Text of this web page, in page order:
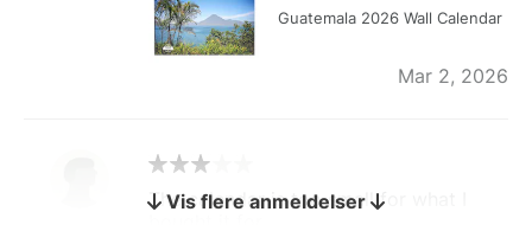
Guatemala 2026 Wall Calendar
Mar 2, 2026
The calendar is too small for what I
Vis flere anmeldelser